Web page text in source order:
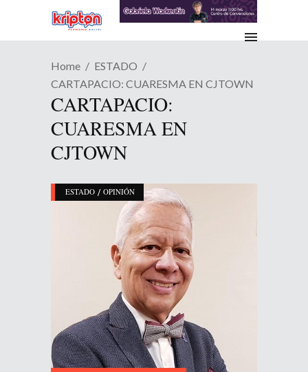
Home
ESTADO
CARTAPACIO: CUARESMA EN CJTOWN
CARTAPACIO:
CUARESMA EN
CJTOWN
ESTADO / OPINIÓN